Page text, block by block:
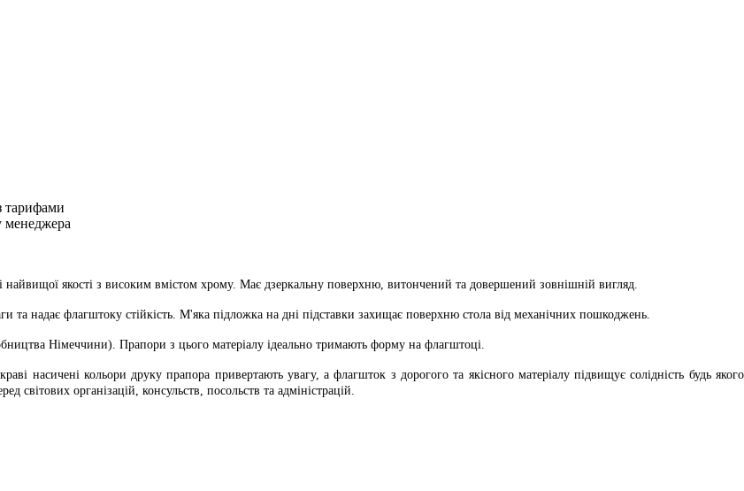
тарифами
менеджера
найвищої якості з високим вмістом хрому. Має дзеркальну поверхню, витончений та довершений зовнішній вигляд.
та надає флагштоку стійкість. М'яка підложка на дні підставки захищає поверхню стола від механічних пошкоджень.
Німеччини). Прапори з цього матеріалу ідеально тримають форму на флагштоці.
насичені кольори друку прапора привертають увагу, а флагшток з дорогого та якісного матеріалу підвищує солідність будь якого
світових організацій, консульств, посольств та адміністрацій.